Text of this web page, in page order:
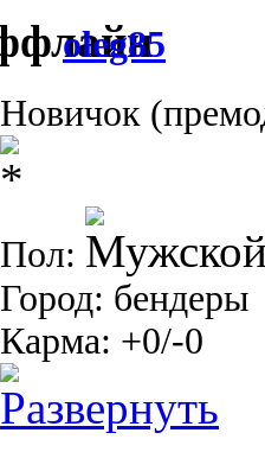
oleg85
Новичок
Пол:
Город: бендеры
Карма: +0/-0